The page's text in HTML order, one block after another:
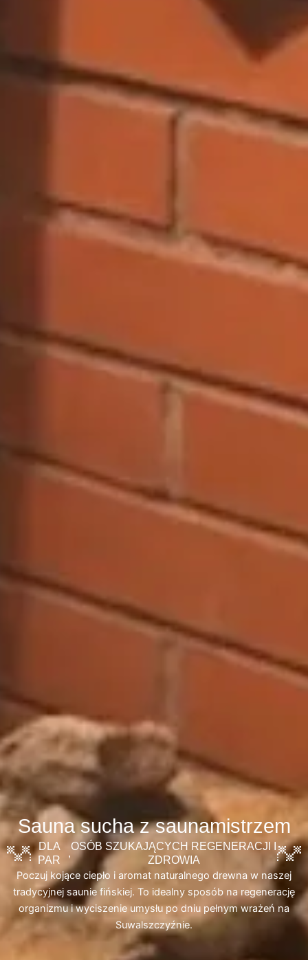
Sauna sucha z saunamistrzem
DLA
PAR
,
OSÓB SZUKAJĄCYCH REGENERACJI I
ZDROWIA
Poczuj kojące ciepło i aromat naturalnego drewna w naszej
tradycyjnej saunie fińskiej. To idealny sposób na regenerację
organizmu i wyciszenie umysłu po dniu pełnym wrażeń na
Suwalszczyźnie.